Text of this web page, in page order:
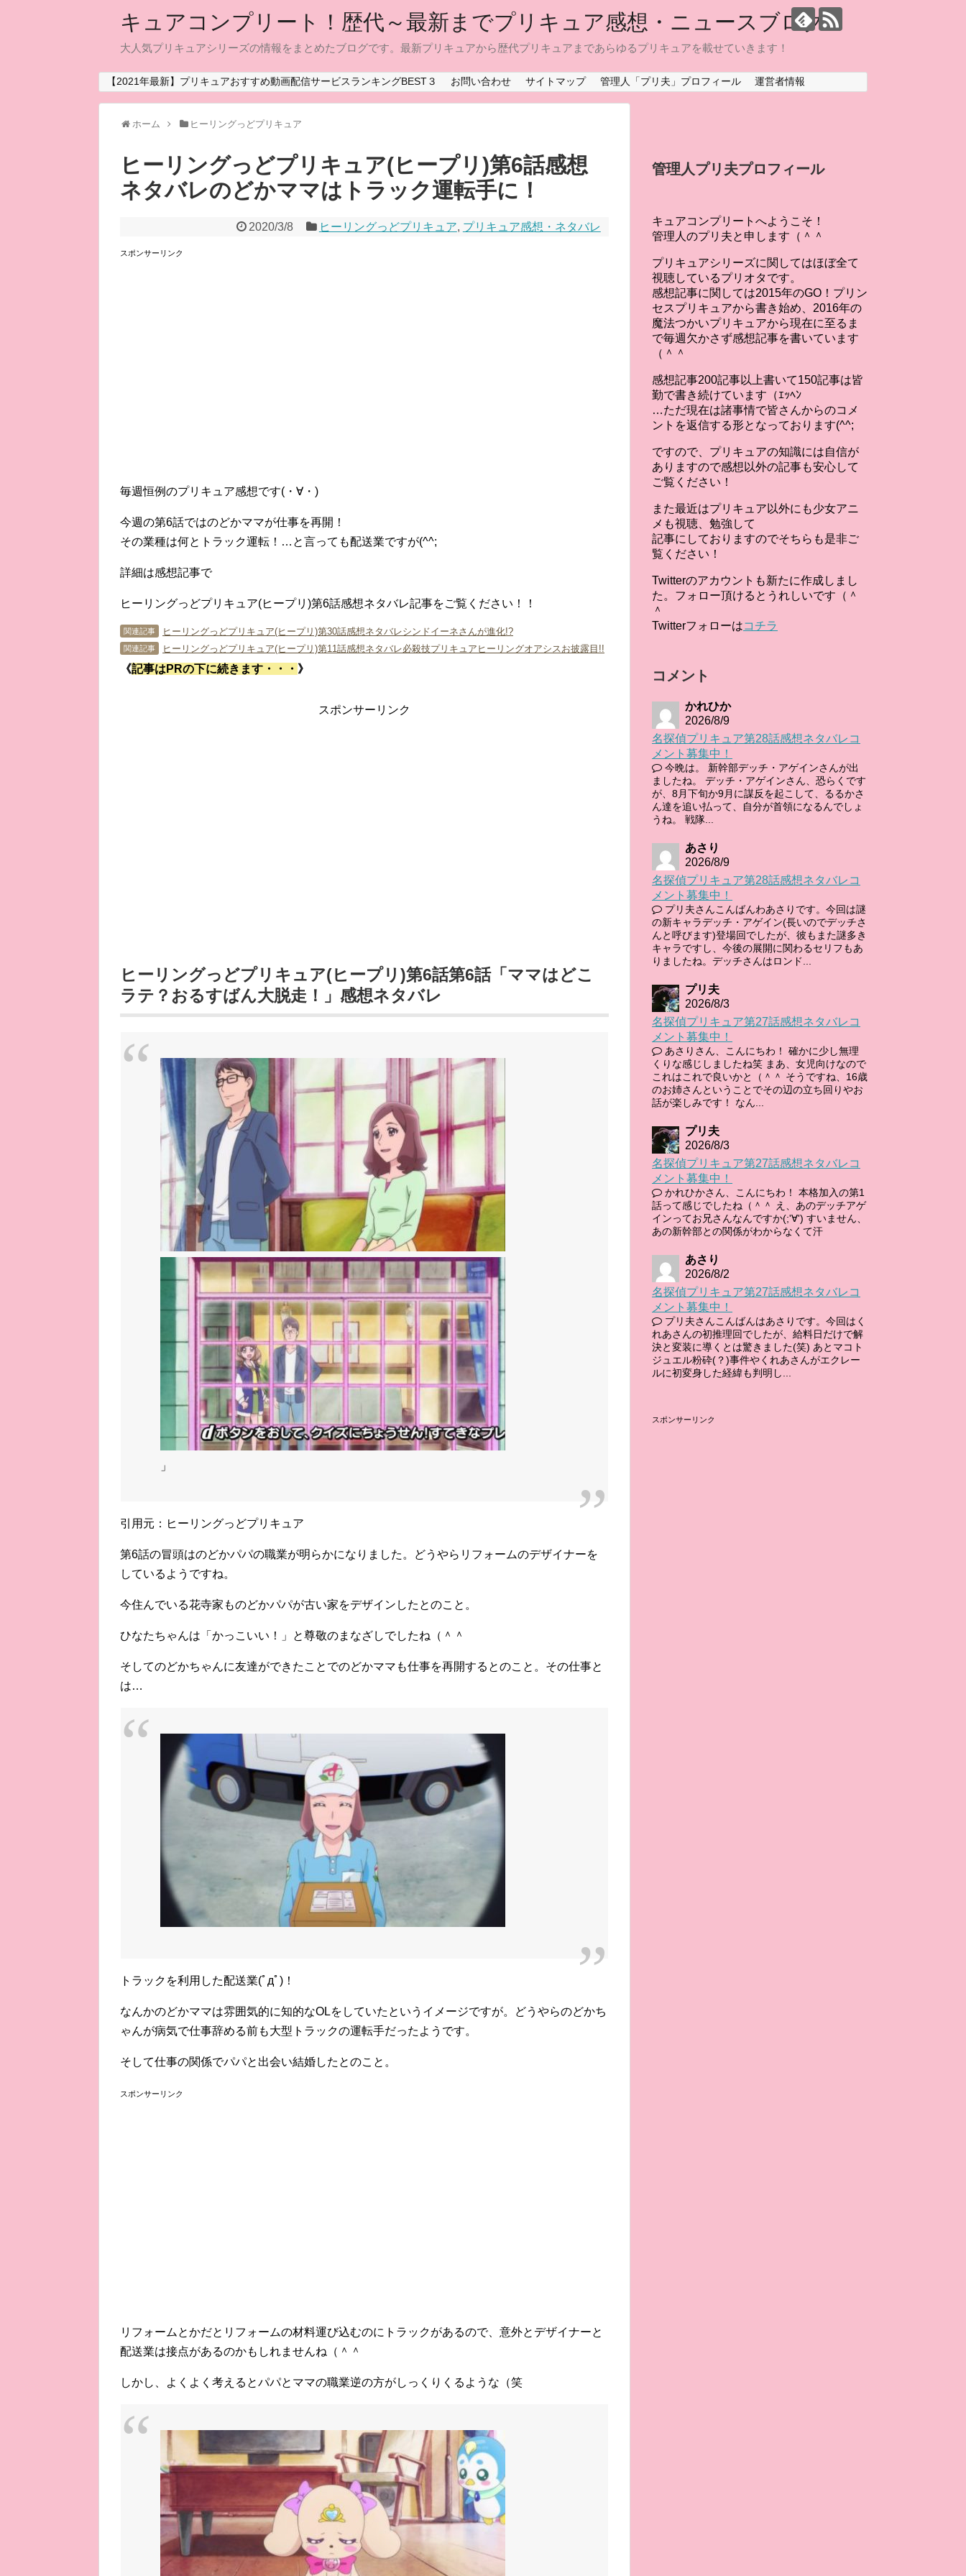
キュアコンプリート！歴代～最新までプリキュア感想・ニュースブログ
大人気プリキュアシリーズの情報をまとめたブログです。最新プリキュアから歴代プリキュアまであらゆるプリキュアを載せていきます！
【2021年最新】プリキュアおすすめ動画配信サービスランキングBEST３ お問い合わせ サイトマップ 管理人「プリ夫」プロフィール 運営者情報
ホーム ヒーリングっどプリキュア
ヒーリングっどプリキュア(ヒープリ)第6話感想
ネタバレのどかママはトラック運転手に！
2020/3/8 ヒーリングっどプリキュア, プリキュア感想・ネタバレ
スポンサーリンク
毎週恒例のプリキュア感想です(・∀・)
今週の第6話ではのどかママが仕事を再開！
その業種は何とトラック運転！…と言っても配送業ですが(^^;
詳細は感想記事で
ヒーリングっどプリキュア(ヒープリ)第6話感想ネタバレ記事をご覧ください！！
関連記事 ヒーリングっどプリキュア(ヒープリ)第30話感想ネタバレシンドイーネさんが進化!?
関連記事 ヒーリングっどプリキュア(ヒープリ)第11話感想ネタバレ必殺技プリキュアヒーリングオアシスお披露目!!
《記事はPRの下に続きます・・・ 》
スポンサーリンク
ヒーリングっどプリキュア(ヒープリ)第6話第6話「ママはどこ
ラテ？おるすばん大脱走！」感想ネタバレ
」
引用元：ヒーリングっどプリキュア
第6話の冒頭はのどかパパの職業が明らかになりました。どうやらリフォームのデザイナーを
しているようですね。
今住んでいる花寺家ものどかパパが古い家をデザインしたとのこと。
ひなたちゃんは「かっこいい！」と尊敬のまなざしでしたね（＾＾
そしてのどかちゃんに友達ができたことでのどかママも仕事を再開するとのこと。その仕事と
は…
トラックを利用した配送業(ﾟдﾟ)！
なんかのどかママは雰囲気的に知的なOLをしていたというイメージですが。どうやらのどかち
ゃんが病気で仕事辞める前も大型トラックの運転手だったようです。
そして仕事の関係でパパと出会い結婚したとのこと。
スポンサーリンク
リフォームとかだとリフォームの材料運び込むのにトラックがあるので、意外とデザイナーと
配送業は接点があるのかもしれませんね（＾＾
しかし、よくよく考えるとパパとママの職業逆の方がしっくりくるような（笑
管理人プリ夫プロフィール
キュアコンプリートへようこそ！
管理人のプリ夫と申します（＾＾
プリキュアシリーズに関してはほぼ全て
視聴しているプリオタです。
感想記事に関しては2015年のGO！プリン
セスプリキュアから書き始め、2016年の
魔法つかいプリキュアから現在に至るま
で毎週欠かさず感想記事を書いています
（＾＾
感想記事200記事以上書いて150記事は皆
勤で書き続けています（ｴｯﾍﾝ
…ただ現在は諸事情で皆さんからのコメ
ントを返信する形となっております(^^;
ですので、プリキュアの知識には自信が
ありますので感想以外の記事も安心して
ご覧ください！
また最近はプリキュア以外にも少女アニ
メも視聴、勉強して
記事にしておりますのでそちらも是非ご
覧ください！
Twitterのアカウントも新たに作成しまし
た。フォロー頂けるとうれしいです（＾
＾
Twitterフォローはコチラ
コメント
かれひか
2026/8/9
名探偵プリキュア第28話感想ネタバレコ
メント募集中！
今晩は。 新幹部デッチ・アゲインさんが出
ましたね。 デッチ・アゲインさん、恐らくです
が、8月下旬か9月に謀反を起こして、るるかさ
ん達を追い払って、自分が首領になるんでしょ
うね。 戦隊...
あさり
2026/8/9
名探偵プリキュア第28話感想ネタバレコ
メント募集中！
プリ夫さんこんばんわあさりです。今回は謎
の新キャラデッチ・アゲイン(長いのでデッチさ
んと呼びます)登場回でしたが、彼もまた謎多き
キャラですし、今後の展開に関わるセリフもあ
りましたね。デッチさんはロンド...
プリ夫
2026/8/3
名探偵プリキュア第27話感想ネタバレコ
メント募集中！
あさりさん、こんにちわ！ 確かに少し無理
くりな感じしましたね笑 まあ、女児向けなので
これはこれで良いかと（＾＾ そうですね、16歳
のお姉さんということでその辺の立ち回りやお
話が楽しみです！ なん...
プリ夫
2026/8/3
名探偵プリキュア第27話感想ネタバレコ
メント募集中！
かれひかさん、こんにちわ！ 本格加入の第1
話って感じでしたね（＾＾ え、あのデッチアゲ
インってお兄さんなんですか(;'∀') すいません、
あの新幹部との関係がわからなくて汗
あさり
2026/8/2
名探偵プリキュア第27話感想ネタバレコ
メント募集中！
プリ夫さんこんばんはあさりです。今回はく
れあさんの初推理回でしたが、給料日だけで解
決と変装に導くとは驚きました(笑) あとマコト
ジュエル粉砕(？)事件やくれあさんがエクレー
ルに初変身した経緯も判明し...
スポンサーリンク